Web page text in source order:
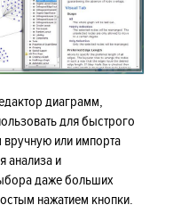
диаграмм,
для быстрого
или импорта
анализа и
даже больших
нажатием кнопки.